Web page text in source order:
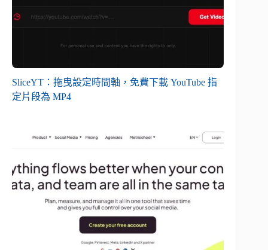
SliceYT：拖曳設定時間軸，免費下載 YouTube 指
定片段為 MP4